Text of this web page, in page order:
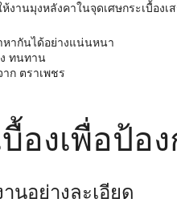
านมุงหลังคาในจุดเศษกระเบื้องเ
หากันได้อย่างแน่นหนา
ทนทาน
ก ตราเพชร
องเพื่อป้อ
นอย่างละเอียด